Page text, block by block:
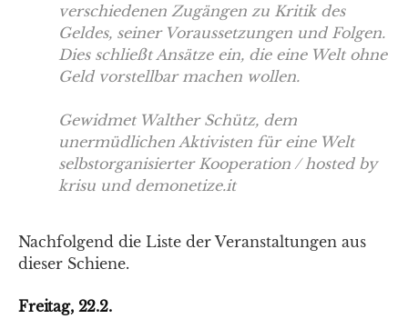
verschiedenen Zugängen zu Kritik des
Geldes, seiner Voraussetzungen und Folgen.
Dies schließt Ansätze ein, die eine Welt ohne
Geld vorstellbar machen wollen.
Gewidmet Walther Schütz, dem
unermüdlichen Aktivisten für eine Welt
selbstorganisierter Kooperation / hosted by
krisu und demonetize.it
Nachfolgend die Liste der Veranstaltungen aus
dieser Schiene.
Freitag, 22.2.